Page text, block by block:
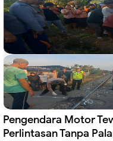
Pengendara Motor
Perlintasan Tanpa